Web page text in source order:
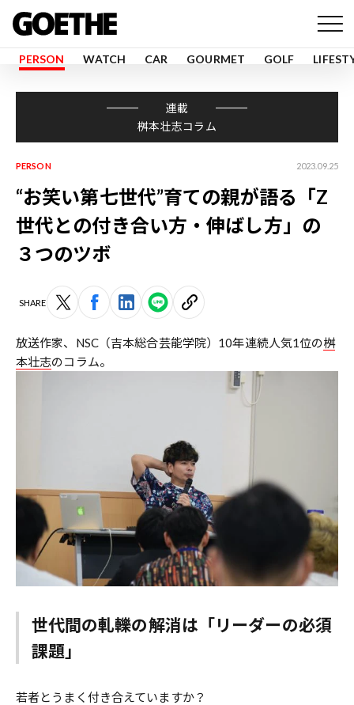
PERSON WATCH CAR GOURMET GOLF
連載
桝本壮志コラム
PERSON 2023.09.25
“お笑い第七世代”育ての親が語る「Z
世代との付き合い方・伸ばし方」の
３つのツボ
SHARE
放送作家、NSC（吉本総合芸能学院）10年連続人気1位の桝
本壮志のコラム。
世代間の軋轢の解消は「リーダーの必須
課題」
若者とうまく付き合えていますか？